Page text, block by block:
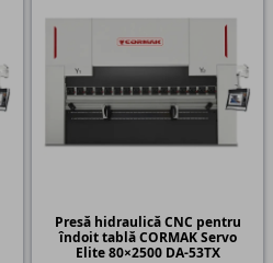
Presă hidraulică CNC pentru
îndoit tablă CORMAK Servo
Elite 80×2500 DA-53TX